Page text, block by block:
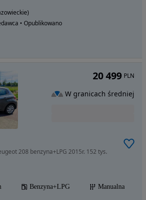
• Opublikowano
208 benzyna+LPG 2015r. 152 tys.
Benzyna+LPG
Manualna
20 499 PLN
W granicach średniej